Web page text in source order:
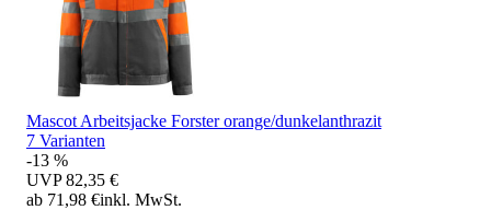
Mascot Arbeitsjacke Forster orange/dunkelanthrazit
7 Varianten
-13 %
UVP 82,35 €
ab 71,98 €inkl. MwSt.